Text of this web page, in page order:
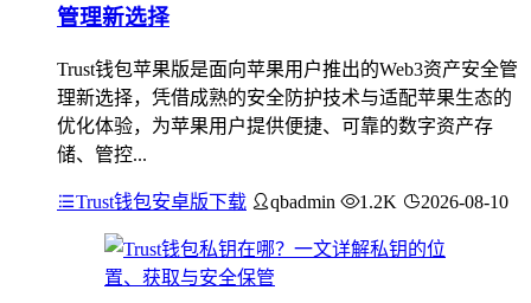
管理新选择
Trust钱包苹果版是面向苹果用户推出的Web3资产安全管
理新选择，凭借成熟的安全防护技术与适配苹果生态的
优化体验，为苹果用户提供便捷、可靠的数字资产存
储、管控...
Trust钱包安卓版下载 qbadmin 1.2K 2026-08-10